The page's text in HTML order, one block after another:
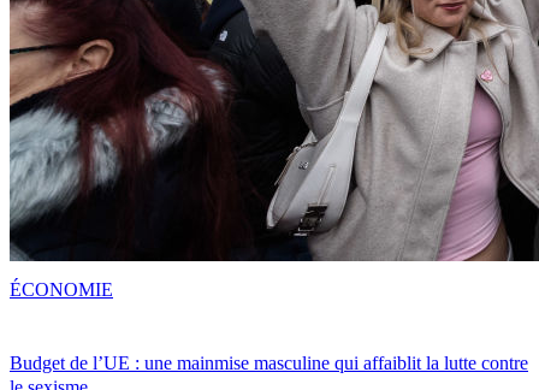
Budget de l’UE : une mainmise masculine qui affaiblit la lutte contre
ÉCONOMIE